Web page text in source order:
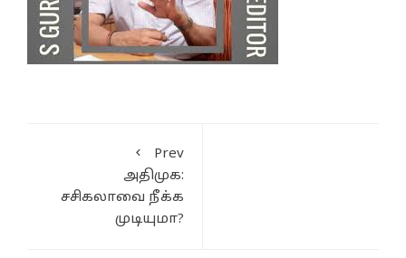
Prev
அதிமுக:
சசிகலாவை நீக்க
முடியுமா?